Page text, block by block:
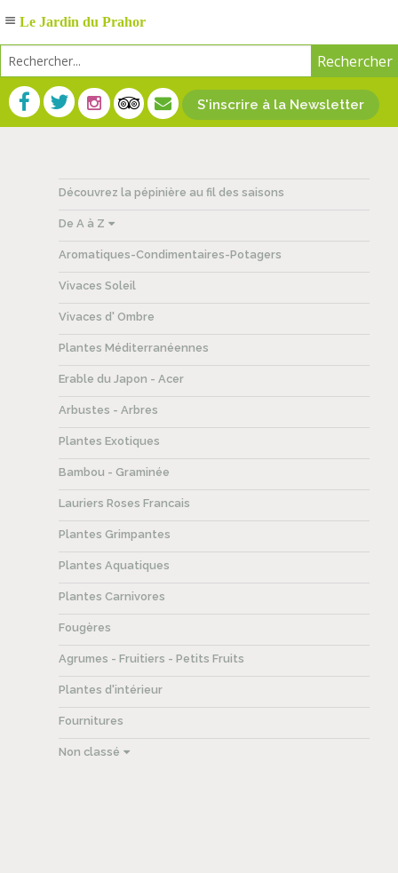
S'inscrire à la Newsletter
Découvrez la pépinière au fil des saisons
De A à Z
Aromatiques-Condimentaires-Potagers
Vivaces Soleil
Vivaces d' Ombre
Plantes Méditerranéennes
Erable du Japon - Acer
Arbustes - Arbres
Plantes Exotiques
Bambou - Graminée
Lauriers Roses Francais
Plantes Grimpantes
Plantes Aquatiques
Plantes Carnivores
Fougères
Agrumes - Fruitiers - Petits Fruits
Plantes d'intérieur
Fournitures
Non classé
Le Jardin du Prahor